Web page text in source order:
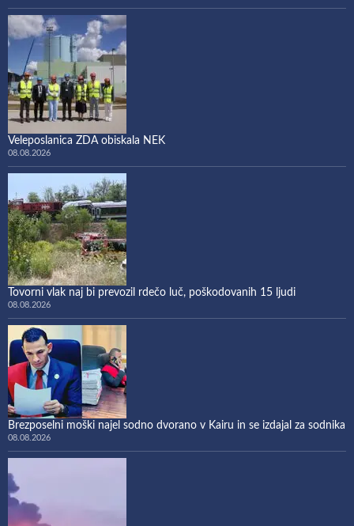
Veleposlanica ZDA obiskala NEK
08.08.2026
Tovorni vlak naj bi prevozil rdečo luč, poškodovanih 15 ljudi
08.08.2026
Brezposelni moški najel sodno dvorano v Kairu in se izdajal za sodnika
08.08.2026